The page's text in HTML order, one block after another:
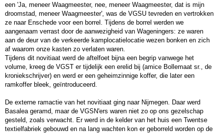
een 'Ja, meneer Waagmeester, nee, meneer Waagmeester, dat is mijn
droomstad, meneer Waagmeester', was de VGSU tevreden en vertrokken
ze naar Enschede voor een borrel. Tijdens de borrel werden we
aangenaam verrast door de aanwezigheid van Wageningers: ze waren
aan de deur van de verkeerde kamplocatielocatie wezen bonken en zich
af waarom onze kasten zo verlaten waren.
Tijdens dit novitiaat werd de aftelfoet bijna een begrip vanwege het
volume, kreeg de VGST er tijdelijk een erelid bij (amice Bollemaat sr., de
kroniekschrijver) en werd er een geheimzinnige koffer, die later een
ramkoffer bleek, geïntroduceerd.
De externe ramactie van het novitiaat ging naar Nijmegen. Daar werd
Basalea geramd, maar de VGSN'ers waren niet zo op ons gezelschap
gesteld, zoals verwacht. Er werd in de kelder van het huis een Twentse
textielfabriek gebouwd en na lang wachten kon er geborreld worden op de